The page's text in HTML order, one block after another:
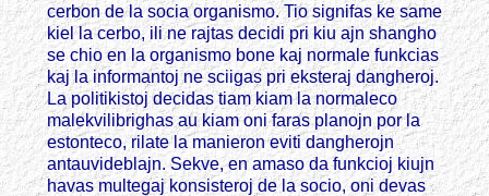
cerbon de la socia organismo. Tio signifas ke same
kiel la cerbo, ili ne rajtas decidi pri kiu ajn shangho
se chio en la organismo bone kaj normale funkcias
kaj la informantoj ne sciigas pri eksteraj dangheroj.
La politikistoj decidas tiam kiam la normaleco
malekvilibrighas au kiam oni faras planojn por la
estonteco, rilate la manieron eviti dangherojn
antauvideblajn. Sekve, en amaso da funkcioj kiujn
havas multegaj konsisteroj de la socio, oni devas